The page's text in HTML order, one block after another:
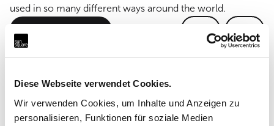
Diese Webseite verwendet Cookies.
Wir verwenden Cookies, um Inhalte und Anzeigen zu
personalisieren, Funktionen für soziale Medien
used in so many different ways around the world.